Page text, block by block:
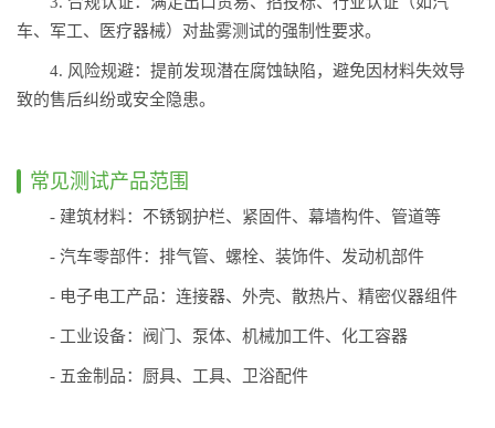
车、军工、医疗器械）对盐雾测试的强制性要求。
4. 风险规避：提前发现潜在腐蚀缺陷，避免因材料失效导
致的售后纠纷或安全隐患。
常见测试产品范围
- 建筑材料：不锈钢护栏、紧固件、幕墙构件、管道等
- 汽车零部件：排气管、螺栓、装饰件、发动机部件
- 电子电工产品：连接器、外壳、散热片、精密仪器组件
- 工业设备：阀门、泵体、机械加工件、化工容器
- 五金制品：厨具、工具、卫浴配件